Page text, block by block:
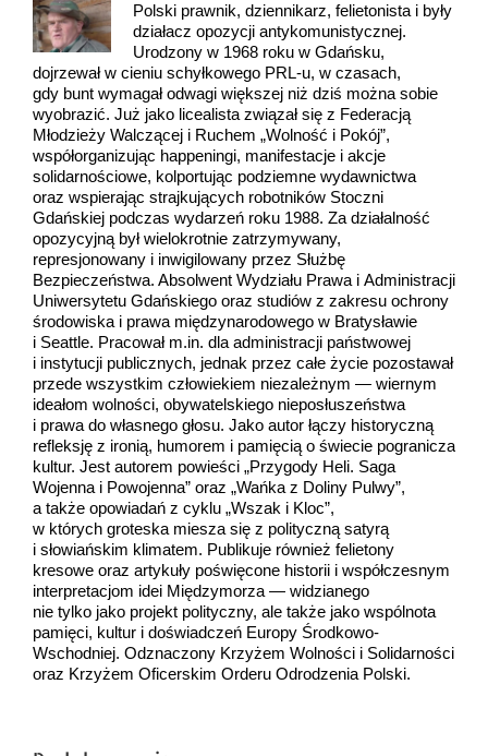
Polski prawnik, dziennikarz, felietonista i były
działacz opozycji antykomunistycznej.
Urodzony w 1968 roku w Gdańsku,
dojrzewał w cieniu schyłkowego PRL-u, w czasach,
gdy bunt wymagał odwagi większej niż dziś można sobie
wyobrazić. Już jako licealista związał się z Federacją
Młodzieży Walczącej i Ruchem „Wolność i Pokój”,
współorganizując happeningi, manifestacje i akcje
solidarnościowe, kolportując podziemne wydawnictwa
oraz wspierając strajkujących robotników Stoczni
Gdańskiej podczas wydarzeń roku 1988. Za działalność
opozycyjną był wielokrotnie zatrzymywany,
represjonowany i inwigilowany przez Służbę
Bezpieczeństwa. Absolwent Wydziału Prawa i Administracji
Uniwersytetu Gdańskiego oraz studiów z zakresu ochrony
środowiska i prawa międzynarodowego w Bratysławie
i Seattle. Pracował m.in. dla administracji państwowej
i instytucji publicznych, jednak przez całe życie pozostawał
przede wszystkim człowiekiem niezależnym — wiernym
ideałom wolności, obywatelskiego nieposłuszeństwa
i prawa do własnego głosu. Jako autor łączy historyczną
refleksję z ironią, humorem i pamięcią o świecie pogranicza
kultur. Jest autorem powieści „Przygody Heli. Saga
Wojenna i Powojenna” oraz „Wańka z Doliny Pulwy”,
a także opowiadań z cyklu „Wszak i Kloc”,
w których groteska miesza się z polityczną satyrą
i słowiańskim klimatem. Publikuje również felietony
kresowe oraz artykuły poświęcone historii i współczesnym
interpretacjom idei Międzymorza — widzianego
nie tylko jako projekt polityczny, ale także jako wspólnota
pamięci, kultur i doświadczeń Europy Środkowo-
Wschodniej. Odznaczony Krzyżem Wolności i Solidarności
oraz Krzyżem Oficerskim Orderu Odrodzenia Polski.